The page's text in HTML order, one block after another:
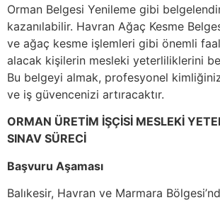
Orman Belgesi Yenileme gibi
kazanılabilir. Havran Ağaç Kesme
ve ağaç kesme işlemleri gibi önemli
alacak kişilerin mesleki yeterliliklerini
Bu belgeyi almak, profesyonel
ve iş güvencenizi artıracaktır.
ORMAN ÜRETİM İŞÇİSİ MESLEKİ
SINAV SÜRECİ
Başvuru Aşaması
Balıkesir, Havran ve Marmara